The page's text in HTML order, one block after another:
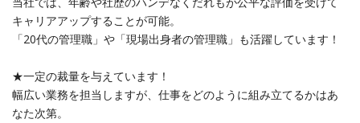
キャリアアップすることが可能。
「20代の管理職」や「現場出身者の管理職」も活躍しています！
★一定の裁量を与えています！
幅広い業務を担当しますが、仕事をどのように組み立てるかはあ
なた次第。